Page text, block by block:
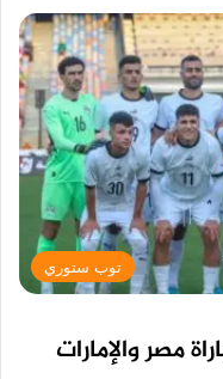
توب ستوري
مصر والإمارات